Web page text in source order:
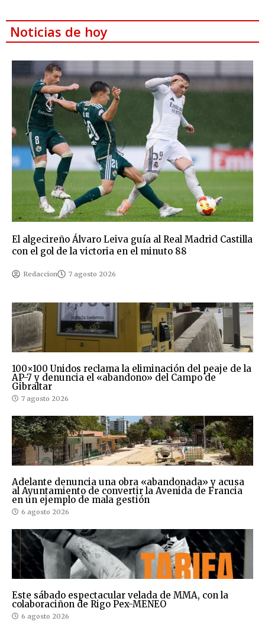
Noticias de hoy
El algecireño Álvaro Leiva guía al Real Madrid Castilla
con el gol de la victoria en el minuto 88
Redaccion 7 agosto 2026
100×100 Unidos reclama la eliminación del peaje de la
AP-7 y denuncia el «abandono» del Campo de
Gibraltar
7 agosto 2026
Adelante denuncia una obra «abandonada» y acusa
al Ayuntamiento de convertir la Avenida de Francia
en un ejemplo de mala gestión
6 agosto 2026
Este sábado espectacular velada de MMA, con la
colaboraciñon de Rigo Pex-MENEO
6 agosto 2026